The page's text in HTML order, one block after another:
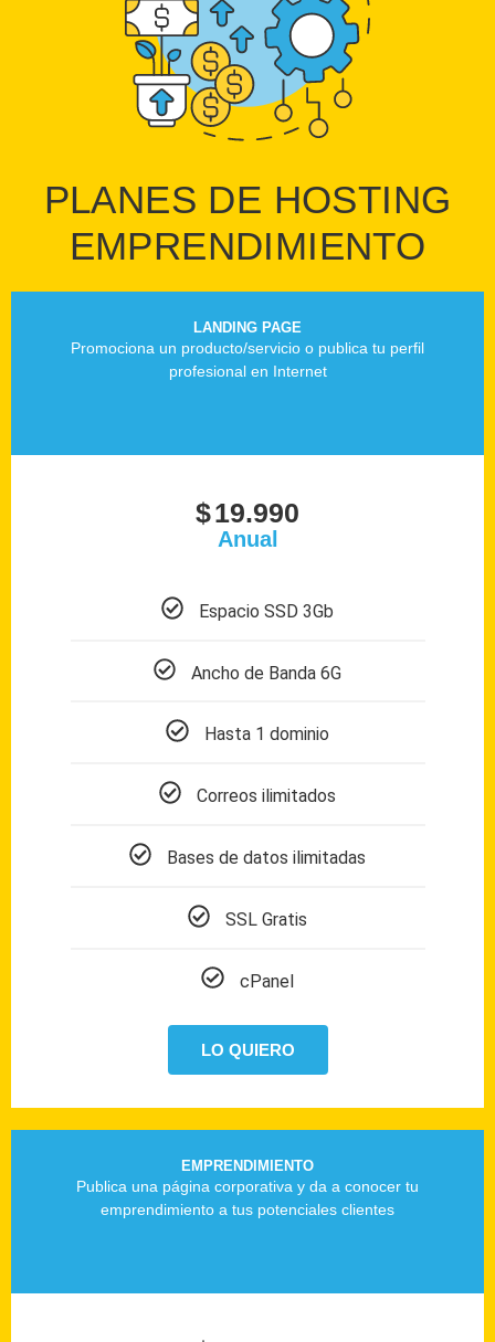
PLANES DE HOSTING
EMPRENDIMIENTO
LANDING PAGE
Promociona un producto/servicio o publica tu perfil
profesional en Internet
$19.990
Anual
Espacio SSD 3Gb
Ancho de Banda 6G
Hasta 1 dominio
Correos ilimitados
Bases de datos ilimitadas
SSL Gratis
cPanel
LO QUIERO
EMPRENDIMIENTO
Publica una página corporativa y da a conocer tu
emprendimiento a tus potenciales clientes